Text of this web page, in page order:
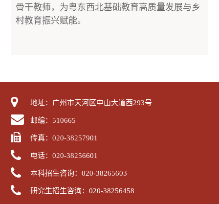
骨干教师，为粤东西北基础教育高质量发展与乡
村教育振兴赋能。
地址：广州市天河区中山大道西293号
邮编：510665
传真：020-38257901
电话：020-38256601
本科招生咨询：020-38265603
研究生招生咨询：020-38256458